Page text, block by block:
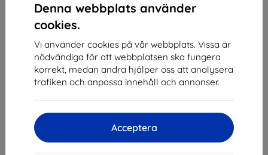
Denna webbplats använder
cookies.
Vi använder cookies på vår webbplats. Vissa är
nödvändiga för att webbplatsen ska fungera
korrekt, medan andra hjälper oss att analysera
trafiken och anpassa innehåll och annonser.
Acceptera
3MK Folia ARC Watch Armodd
Squarz 11 Fullscreen Film
(5903108521727)
132 kr
I lager > 5 st